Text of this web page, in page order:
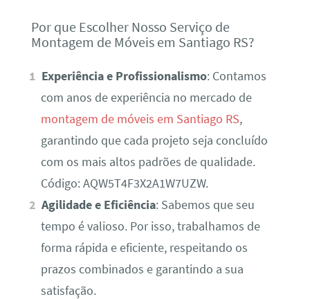
Por que Escolher Nosso Serviço de
Montagem de Móveis em Santiago RS?
Experiência e Profissionalismo: Contamos
com anos de experiência no mercado de
montagem de móveis em Santiago RS,
garantindo que cada projeto seja concluído
com os mais altos padrões de qualidade.
Código: AQW5T4F3X2A1W7UZW.
Agilidade e Eficiência: Sabemos que seu
tempo é valioso. Por isso, trabalhamos de
forma rápida e eficiente, respeitando os
prazos combinados e garantindo a sua
satisfação.